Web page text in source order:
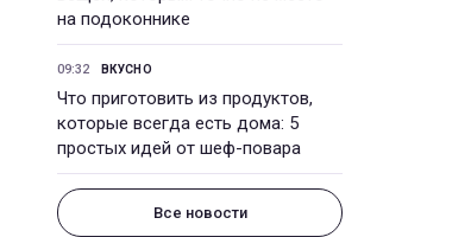
на подоконнике
09:32 ВКУСНО
Что приготовить из продуктов,
которые всегда есть дома: 5
простых идей от шеф-повара
Все новости